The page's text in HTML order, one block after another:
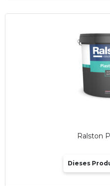
Ralston
Dieses